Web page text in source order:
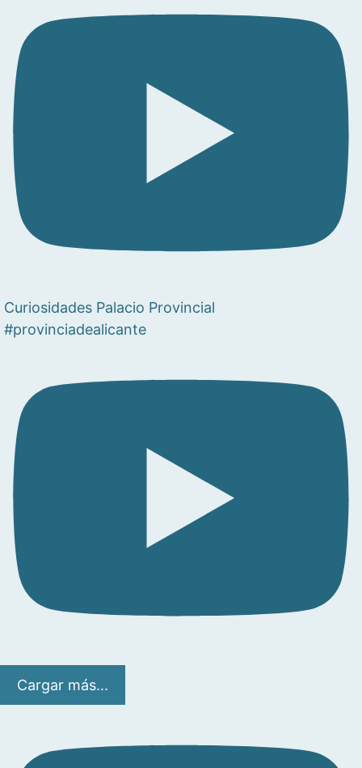
Curiosidades Palacio Provincial
#provinciadealicante
Cargar más...